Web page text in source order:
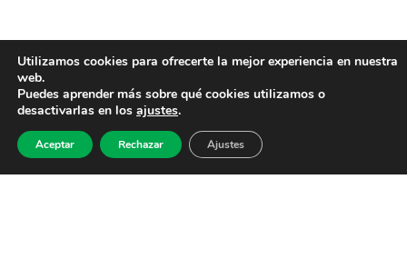
Utilizamos cookies para ofrecerte la mejor experiencia en nuestra
web.
Puedes aprender más sobre qué cookies utilizamos o
desactivarlas en los ajustes.
Aceptar Rechazar Ajustes